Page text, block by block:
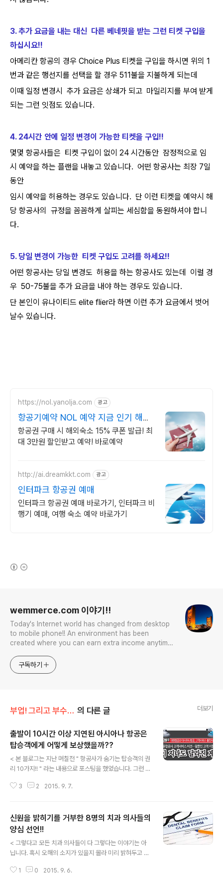
3. 추가 요금을 내는 대신 다른 베네핏을 받는 그런 티켓 구입을
하십시요!!
아메리칸 항공의 경우 Choice Plus 티켓을 구입을 하시면 위의 1
번과 같은 행선지를 선택을 할 경우 511불을 지불하게 되는데
이때 일정 변경시 추가 요금은 상쇄가 되고 마일리지를 부여 받게
되는 그런 잇점도 있습니다.
4. 24시간 안에 일정 변경이 가능한 티켓을 구입!!
몇몇 항공사들은 티켓 구입이 없이 24 시간동안 잠정적으로 임
시 예약을 하는 플랜을 내놓고 있습니다. 어떤 항공사는 최장 7일
동안
임시 예약을 허용하는 경우도 있습니다. 단 이런 티켓을 예약시 해
당 항공사의 규정을 꼼꼼하게 살피는 세심함을 동원하셔야 합니
다.
5. 당일 변경이 가능한 티켓 구입도 고려를 하세요!!
어떤 항공사는 당일 변경도 허용을 하는 항공사도 있는데 이럴 경
우 50-75불을 추가 요금을 내야 하는 경우도 있습니다.
단 본인이 유나이티드 elite flier라 하면 이런 추가 요금에서 벗어
날수 있습니다.
https://nol.yanolja.com 광고
항공기예약 NOL 예약 지금 인기 해외
노선 특가
항공권 구매 시 해외숙소 15% 쿠폰 발급! 최
대 3만원 할인받고 예약! 바로예약
http://ai.dreamkkt.com 광고
인터파크 항공권 예매
인터파크 항공권 예매 바로가기, 인터파크 비
행기 예매, 여행 숙소 예약 바로가기
wemmerce.com 이야기!!
Today's Internet world has changed from desktop
to mobile phone!! An environment has been
created where you can earn extra income anytime,
competition. Now let’s turn our eyes to the world!
You can enter
구독하기
부업! 그리고 부수입!! 의 다른 글 더보기
출발이 10시간 이상 지연된 아시아나 항공은
탑승객에게 어떻게 보상했을까??
< 본 블로그는 지난 며칠전 " 항공사가 숨기는 탑승객의 권
리 10가지!! " 라는 내용으로 포스팅을 했었습니다. 그런 이
또 어떤 분들은 포스팅 자체를 즐겨찿기에 등록을 해놓는
런데 까마귀 날자 배 떨어진다는 우리의 속담이 있듯이 근
래 인천 공항 출발 엘에이 도착, 혹은 쌘프란시스코 출발 인
천 도착, 엘에이 출발 인천 도착의 아시아나 항공이 기체 결
함 혹은 경미한 사고로 인해 장시간 지체가 되었고 어떤 경
하면 어떤 경우는 부랴부랴 승객을 인근 호텔로 숙박케 하
3 2 2015. 9. 7.
신원을 밝히기를 거부한 8명의 치과 의사들의
양심 선언!!
< 그렇다고 모든 치과 의사들이 다 그렇다는 이야기는 아
닙니다. 혹시 오해의 소지가 있을지 몰라 미리 밝혀두고 시
인 관심사이고 미국서 치과 병원에 다녀본 적이 있는 분들
1 0 2015. 9. 6.